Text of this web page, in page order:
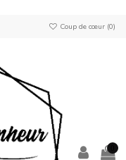
Coup de cœur (0)